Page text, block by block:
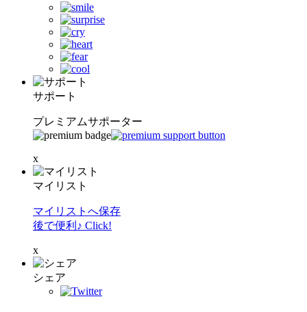
サポート
プレミアムサポーター
x
マイリスト
マイリストへ保存
後で便利♪ Click!
x
シェア